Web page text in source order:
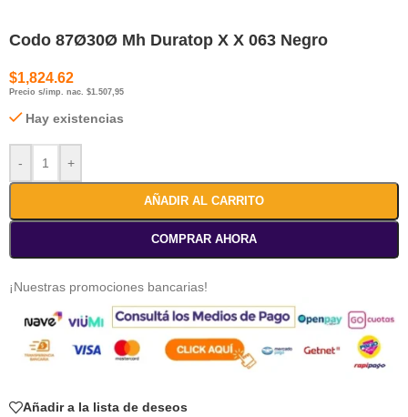
Codo 87Ø30Ø Mh Duratop X X 063 Negro
$1,824.62
Precio s/imp. nac. $1.507,95
Hay existencias
- +
AÑADIR AL CARRITO
COMPRAR AHORA
¡Nuestras promociones bancarias!
Añadir a la lista de deseos